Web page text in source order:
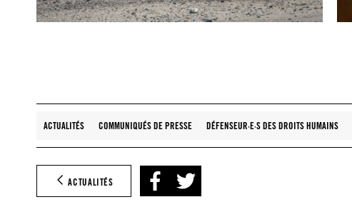
ACTUALITÉS COMMUNIQUÉS DE PRESSE DÉFENSEUR·E·S DES DROITS HUMAINS
ACTUALITÉS